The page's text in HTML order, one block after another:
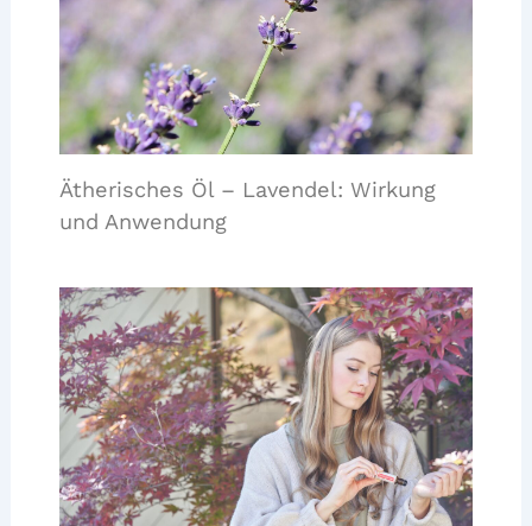
Ätherisches Öl – Lavendel: Wirkung
und Anwendung